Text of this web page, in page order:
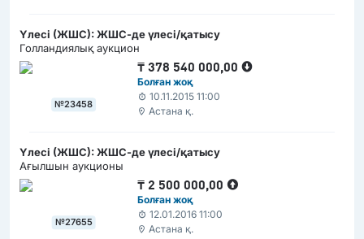
Үлесі (ЖШС): ЖШС-де үлесі/қатысу
Голландиялық аукцион
№23458
₸378 540 000,00
Болған жоқ
10.11.2015 11:00
Астана қ.
Үлесі (ЖШС): ЖШС-де үлесі/қатысу
Ағылшын аукционы
№27655
₸ 2 500 000,00
Болған жоқ
12.01.2016 11:00
Астана қ.